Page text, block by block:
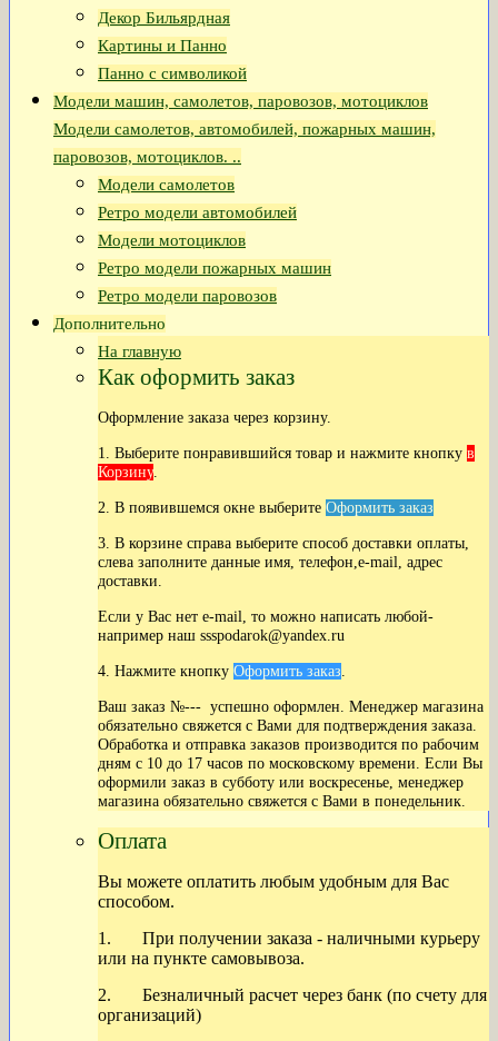
Декор Бильярдная
Картины и Панно
Панно с символикой
Модели машин, самолетов, паровозов, мотоциклов
Модели самолетов, автомобилей, пожарных машин,
паровозов, мотоциклов. ..
Модели самолетов
Ретро модели автомобилей
Модели мотоциклов
Ретро модели пожарных машин
Ретро модели паровозов
Дополнительно
На главную
Как оформить заказ
Оформление заказа через корзину.
1. Выберите понравившийся товар и нажмите кнопку в
Корзину.
2. В появившемся окне выберите Оформить заказ
3. В корзине справа выберите способ доставки оплаты,
слева заполните данные имя, телефон,e-mail, адрес
доставки.
Если у Вас нет e-mail, то можно написать любой-
например наш ssspodarok@yandex.ru
4. Нажмите кнопку Оформить заказ.
Ваш заказ №--- успешно оформлен. Менеджер магазина
обязательно свяжется с Вами для подтверждения заказа.
Обработка и отправка заказов производится по рабочим
дням с 10 до 17 часов по московскому времени. Если Вы
оформили заказ в субботу или воскресенье, менеджер
магазина обязательно свяжется с Вами в понедельник.
Оплата
Вы можете оплатить любым удобным для Вас
способом.
1. При получении заказа - наличными курьеру
или на пункте самовывоза.
2. Безналичный расчет через банк (по счету для
организаций)